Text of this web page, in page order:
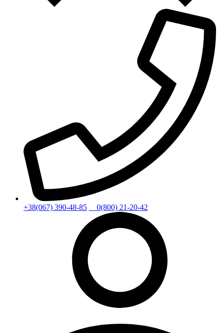
+38(067) 390-48-85 0(800) 21-20-42